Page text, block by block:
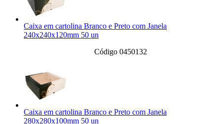
Caixa em cartolina Branco e Preto com Janela
240x240x120mm 50 un
Código 0450132
Caixa em cartolina Branco e Preto com Janela
280x280x100mm 50 un